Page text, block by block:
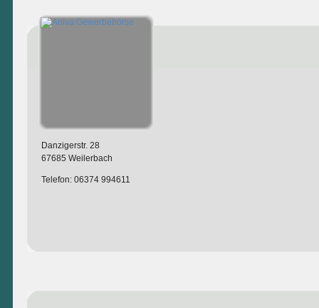
Danzigerstr. 28
67685 Weilerbach
Telefon: 06374 994611